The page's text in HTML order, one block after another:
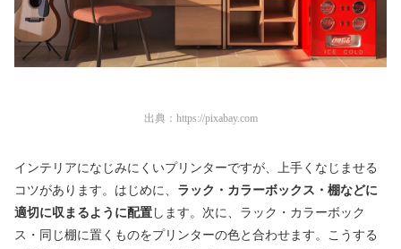
出典： https://pixabay.com
インテリアになじみにくいプリンターですが、上手くなじませる
コツがあります。はじめに、 ラック・カラーボックス・棚などに
適切に収まるように配置 します。次に、ラック・カラーボック
ス・同じ棚に置くものをプリンターの色と合わせます。こうする